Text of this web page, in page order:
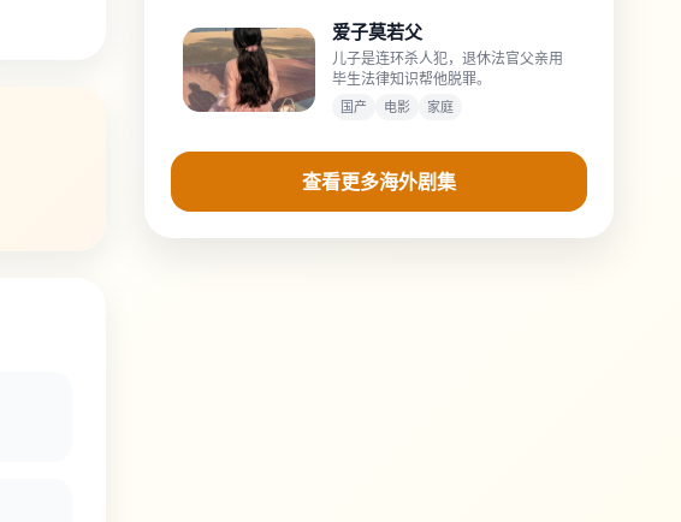
爱子莫若父
儿子是连环杀人犯，退休法官父亲用
毕生法律知识帮他脱罪。
国产 电影 家庭
查看更多海外剧集